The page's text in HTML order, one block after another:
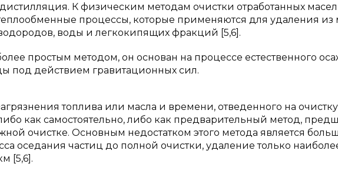
К физическим методам очистки отработанных масел
процессы, которые применяются для удаления из
воды и легкокипящих фракций [5,6].
простым методом, он основан на процессе естественного
под действием гравитационных сил.
топлива или масла и времени, отведенного на
как самостоятельно, либо как предварительный метод,
очистке. Основным недостатком этого метода является
оседания частиц до полной очистки, удаление только
[5,6].